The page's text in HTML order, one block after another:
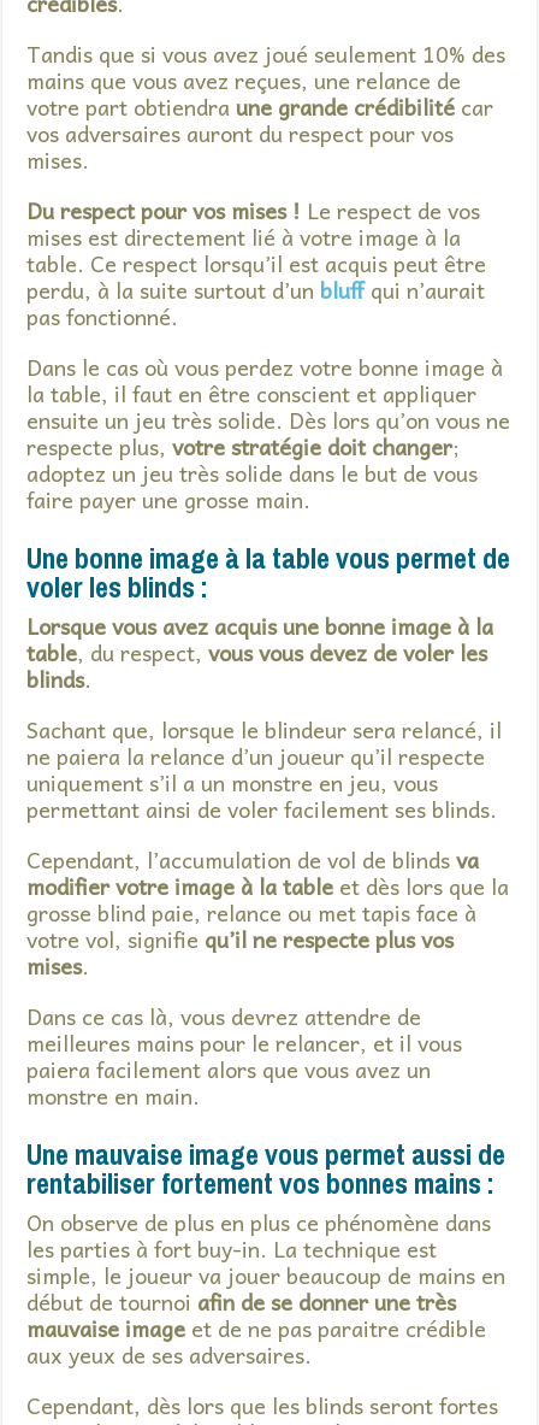
Tandis que si vous avez joué seulement 10% des
mains que vous avez reçues, une relance de
votre part obtiendra une grande crédibilité car
vos adversaires auront du respect pour vos
mises.
Du respect pour vos mises ! Le respect de vos
mises est directement lié à votre image à la
table. Ce respect lorsqu’il est acquis peut être
perdu, à la suite surtout d’un bluffqui n’aurait
pas fonctionné.
Dans le cas où vous perdez votre bonne image à
la table, il faut en être conscient et appliquer
ensuite un jeu très solide. Dès lors qu’on vous ne
respecte plus,votre stratégie doit changer;
adoptez un jeu très solide dans le but de vous
faire payer une grosse main.
Une bonne image à la table vous permet de
voler les blinds :
Lorsque vous avez acquis une bonne image à la
table, du respect,vous vous devez de voler les
blinds.
Sachant que, lorsque le blindeur sera relancé, il
ne paiera la relance d’un joueur qu’il respecte
uniquement s’il a un monstre en jeu, vous
permettant ainsi de voler facilement ses blinds.
Cependant, l’accumulation de vol de blindsva
modifier votre image à la table et dès lors que la
grosse blind paie, relance ou met tapis face à
votre vol, signifie qu’il ne respecte plus vos
mises.
Dans ce cas là, vous devrez attendre de
meilleures mains pour le relancer, et il vous
paiera facilement alors que vous avez un
monstre en main.
Une mauvaise image vous permet aussi de
rentabiliser fortement vos bonnes mains :
On observe de plus en plus ce phénomène dans
les parties à fort buy-in. La technique est
simple, le joueur va jouer beaucoup de mains en
début de tournoi afin de se donner une très
mauvaise image et de ne pas paraitre crédible
aux yeux de ses adversaires.
Cependant, dès lors que les blinds seront fortes